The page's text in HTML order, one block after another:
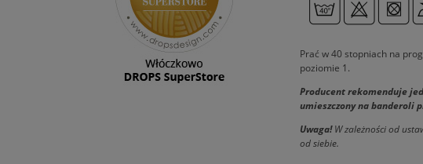
Prać w 40 stopniach na
poziomie 1.
Producent rekomenduje
umieszczony na banderoli
Uwaga!W zależności od
od siebie.